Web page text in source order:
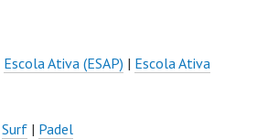
Escola Ativa (ESAP) | Escola Ativa
Surf | Padel